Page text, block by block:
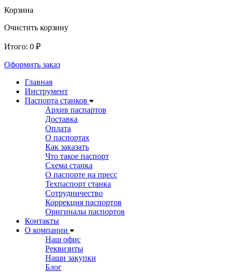
Корзина
Очистить корзину
Итого: 0 ₽
Оформить заказ
Главная
Инструмент
Паспорта станков
Архив паспартов
Доставка
Оплата
О паспортах
Как заказать
Что такое паспорт
Схема станка
О паспорте на пресс
Техпаспорт станка
Сотрудничество
Коррекция паспортов
Оригиналы паспортов
Контакты
О компании
Наш офис
Реквизиты
Наши закупки
Блог